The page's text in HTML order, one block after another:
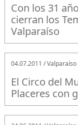
Con los 31
cierran los
Valparaíso
04.07.2011 / Valparaíso
El Circo del
Placeres con